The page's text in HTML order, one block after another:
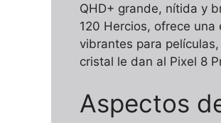
QHD+ grande, nítida y
120 Hercios, ofrece
vibrantes para
cristal le dan al Pixel 8
Aspectos